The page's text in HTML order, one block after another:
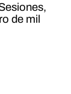
de mil